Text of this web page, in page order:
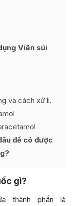
Viên sủi
và cách xử lí.
để có được
gì?
thành phần là